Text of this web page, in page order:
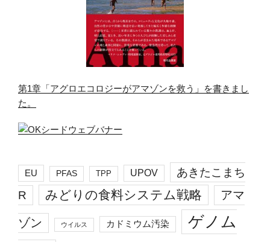
第1章「アグロエコロジーがアマゾンを救う」を書きまし
た。
EU PFAS TPP UPOV
あきたこまち
R
みどりの食料システム戦略 アマ
ゾン ウイルス カドミウム汚染
ゲノム